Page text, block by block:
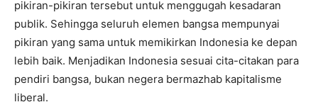
pikiran-pikiran tersebut untuk menggugah kesadaran
publik. Sehingga seluruh elemen bangsa mempunyai
pikiran yang sama untuk memikirkan Indonesia ke depan
lebih baik. Menjadikan Indonesia sesuai cita-citakan para
pendiri bangsa, bukan negera bermazhab kapitalisme
liberal.